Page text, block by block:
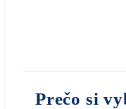
Prečo si